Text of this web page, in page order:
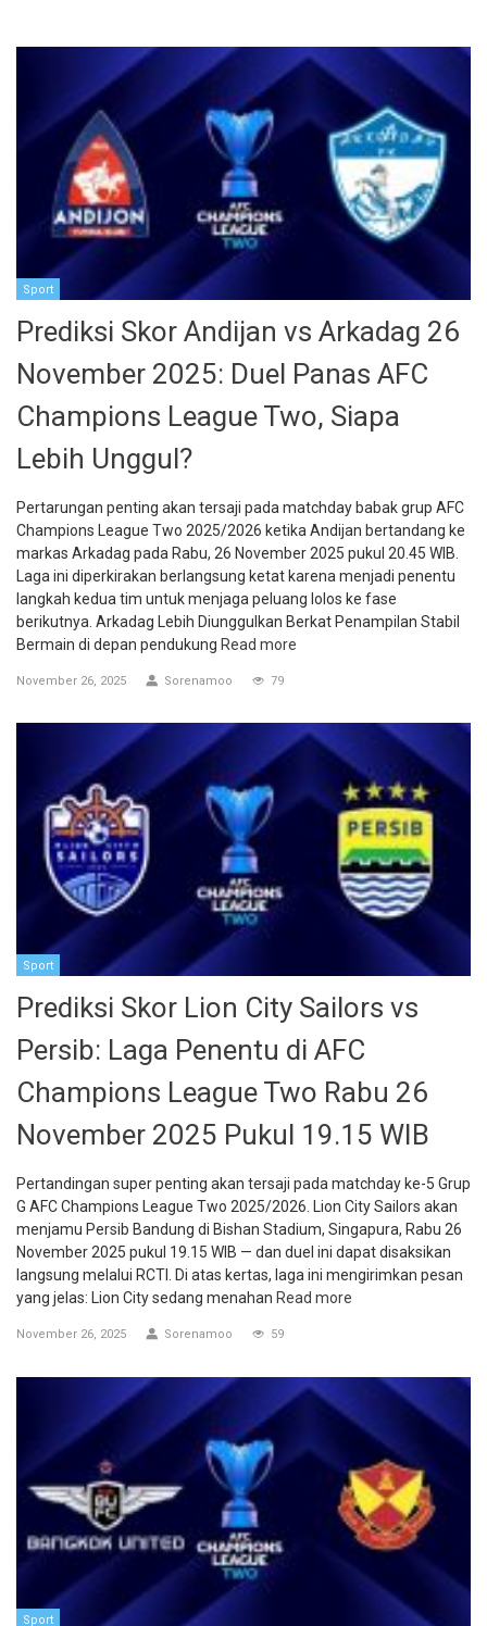
Sport
Prediksi Skor Andijan vs Arkadag 26
November 2025: Duel Panas AFC
Champions League Two, Siapa
Lebih Unggul?
Pertarungan penting akan tersaji pada matchday babak grup AFC
Champions League Two 2025/2026 ketika Andijan bertandang ke
markas Arkadag pada Rabu, 26 November 2025 pukul 20.45 WIB.
Laga ini diperkirakan berlangsung ketat karena menjadi penentu
langkah kedua tim untuk menjaga peluang lolos ke fase
berikutnya. Arkadag Lebih Diunggulkan Berkat Penampilan Stabil
Bermain di depan pendukung Read more
November 26, 2025 Sorenamoo 79
Sport
Prediksi Skor Lion City Sailors vs
Persib: Laga Penentu di AFC
Champions League Two Rabu 26
November 2025 Pukul 19.15 WIB
Pertandingan super penting akan tersaji pada matchday ke-5 Grup
G AFC Champions League Two 2025/2026. Lion City Sailors akan
menjamu Persib Bandung di Bishan Stadium, Singapura, Rabu 26
November 2025 pukul 19.15 WIB — dan duel ini dapat disaksikan
langsung melalui RCTI. Di atas kertas, laga ini mengirimkan pesan
yang jelas: Lion City sedang menahan Read more
November 26, 2025 Sorenamoo 59
Sport